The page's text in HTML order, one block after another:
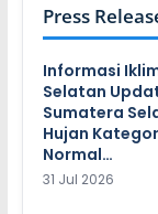
Press
Informasi
Selatan
Sumatera
Hujan
Normal…
31 Jul 2026